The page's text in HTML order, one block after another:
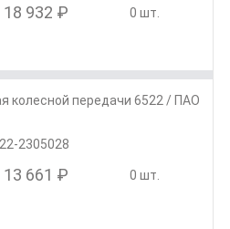
18 932 ₽ 0 шт.
колесной передачи 6522 / ПАО
2305028
13 661 ₽ 0 шт.